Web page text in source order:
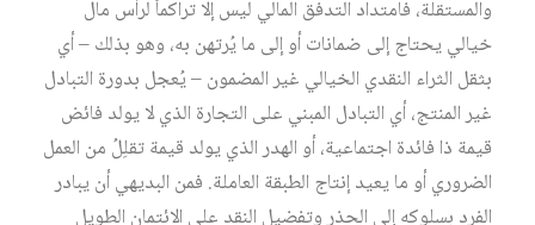
والمستقلة، فامتداد التدفق المالي ليس إلا تراكماً لرأس مال
خيالي يحتاج إلى ضمانات أو إلى ما يُرتهن به، وهو بذلك – أي
بثقل الثراء النقدي الخيالي غير المضمون – يُعجل بدورة التبادل
غير المنتج، أي التبادل المبني على التجارة الذي لا يولد فائض
قيمة ذا فائدة اجتماعية، أو الهدر الذي يولد قيمة تقلِلُ من العمل
الضروري أو ما يعيد إنتاج الطبقة العاملة. فمن البديهي أن يبادر